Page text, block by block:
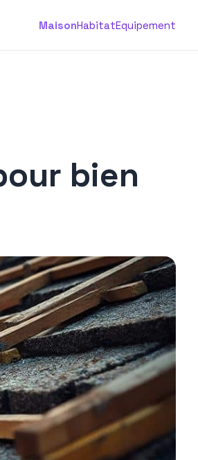
MaisonHabitatEquipement
bien